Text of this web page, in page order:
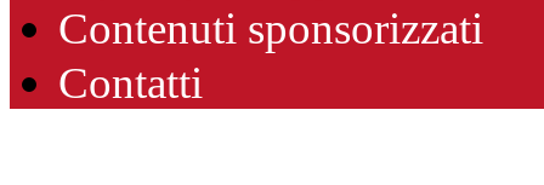
Contenuti sponsorizzati
Contatti